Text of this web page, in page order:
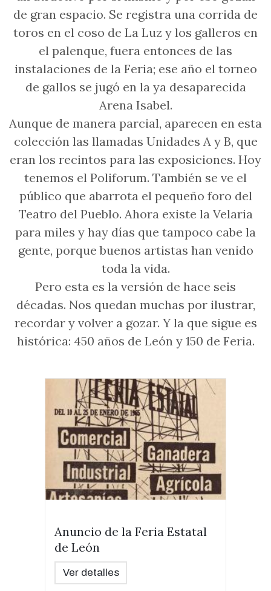
de gran espacio. Se registra una corrida de
toros en el coso de La Luz y los galleros en
el palenque, fuera entonces de las
instalaciones de la Feria; ese año el torneo
de gallos se jugó en la ya desaparecida
Arena Isabel.
Aunque de manera parcial, aparecen en esta
colección las llamadas Unidades A y B, que
eran los recintos para las exposiciones. Hoy
tenemos el Poliforum. También se ve el
público que abarrota el pequeño foro del
Teatro del Pueblo. Ahora existe la Velaria
para miles y hay días que tampoco cabe la
gente, porque buenos artistas han venido
toda la vida.
Pero esta es la versión de hace seis
décadas. Nos quedan muchas por ilustrar,
recordar y volver a gozar. Y la que sigue es
histórica: 450 años de León y 150 de Feria.
Anuncio de la Feria Estatal
de León
Ver detalles